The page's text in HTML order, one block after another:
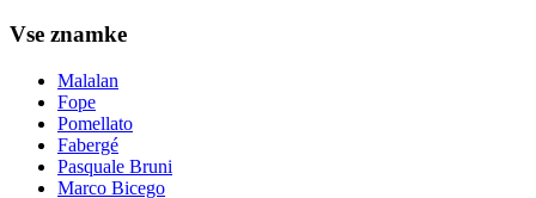
Vse znamke
Malalan
Fope
Pomellato
Fabergé
Pasquale Bruni
Marco Bicego